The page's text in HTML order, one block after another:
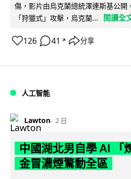
傷，影片由烏克蘭總統澤連斯基公開
「狩獵式」攻擊，烏克蘭...
閱讀全
126 41 ↗ 分享
人工智能
Lawton 2 日
中國湖北男自學 AI 「
金冒濃煙驚動全區